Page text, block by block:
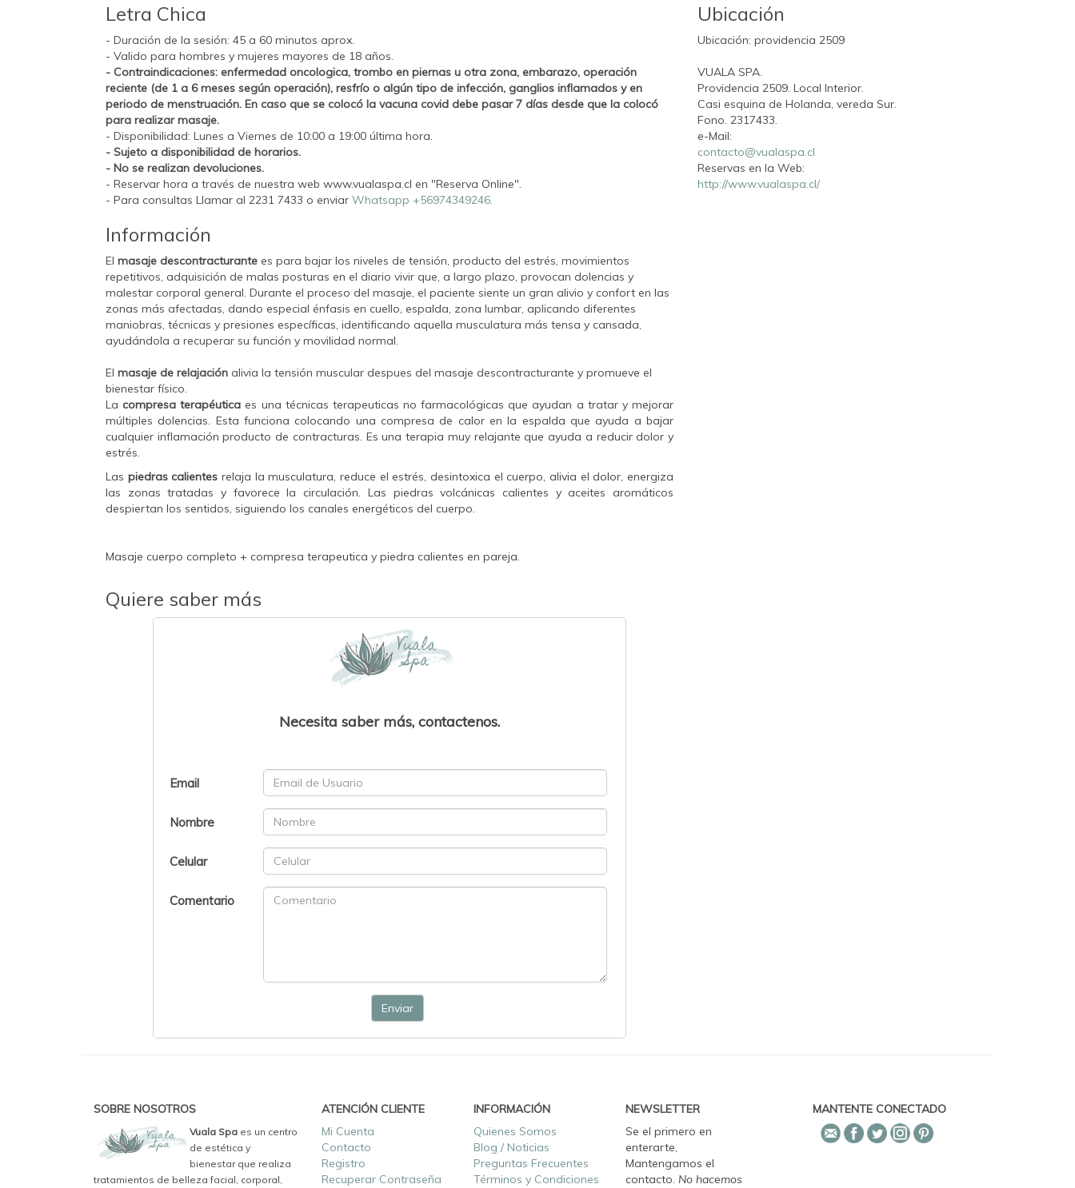
Letra Chica
- Duración de la sesión: 45 a 60 minutos aprox.
- Valido para hombres y mujeres mayores de 18 años.
- Contraindicaciones: enfermedad oncologica, trombo en piernas u otra zona, embarazo, operación
reciente (de 1 a 6 meses según operación), resfrío o algún tipo de infección, ganglios inflamados y en
periodo de menstruación. En caso que se colocó la vacuna covid debe pasar 7 días desde que la colocó
para realizar masaje.
- Disponibilidad: Lunes a Viernes de 10:00 a 19:00 última hora.
- Sujeto a disponibilidad de horarios.
- No se realizan devoluciones.
- Reservar hora a través de nuestra web www.vualaspa.cl en "Reserva Online".
- Para consultas Llamar al 2231 7433 o enviar Whatsapp +56974349246.
Información
El masaje descontracturante es para bajar los niveles de tensión, producto del estrés, movimientos
repetitivos, adquisición de malas posturas en el diario vivir que, a largo plazo, provocan dolencias y
malestar corporal general. Durante el proceso del masaje, el paciente siente un gran alivio y confort en las
zonas más afectadas, dando especial énfasis en cuello, espalda, zona lumbar, aplicando diferentes
maniobras, técnicas y presiones específicas, identificando aquella musculatura más tensa y cansada,
ayudándola a recuperar su función y movilidad normal.
El masaje de relajación alivia la tensión muscular despues del masaje descontracturante y promueve el
bienestar físico.
La compresa terapéutica es una técnicas terapeuticas no farmacológicas que ayudan a tratar y mejorar
múltiples dolencias. Esta funciona colocando una compresa de calor en la espalda que ayuda a bajar
cualquier inflamación producto de contracturas. Es una terapia muy relajante que ayuda a reducir dolor y
estrés.
Las piedras calientes relaja la musculatura, reduce el estrés, desintoxica el cuerpo, alivia el dolor, energiza
las zonas tratadas y favorece la circulación. Las piedras volcánicas calientes y aceites aromáticos
despiertan los sentidos, siguiendo los canales energéticos del cuerpo.
Masaje cuerpo completo + compresa terapeutica y piedra calientes en pareja.
Quiere saber más
Necesita saber más, contactenos.
Email
Nombre
Celular
Comentario
Enviar
Ubicación
Ubicación: providencia 2509
VUALA SPA.
Providencia 2509. Local Interior.
Casi esquina de Holanda, vereda Sur.
Fono. 2317433.
e-Mail:
contacto@vualaspa.cl
Reservas en la Web:
http://www.vualaspa.cl/
SOBRE NOSOTROS
Vuala Spa es un centro
de estética y
bienestar que realiza
tratamientos de belleza facial, corporal,
ATENCIÓN CLIENTE
Mi Cuenta
Contacto
Registro
Recuperar Contraseña
INFORMACIÓN
Quienes Somos
Blog / Noticias
Preguntas Frecuentes
Términos y Condiciones
NEWSLETTER
Se el primero en
enterarte,
Mantengamos el
contacto. No hacemos
MANTENTE CONECTADO